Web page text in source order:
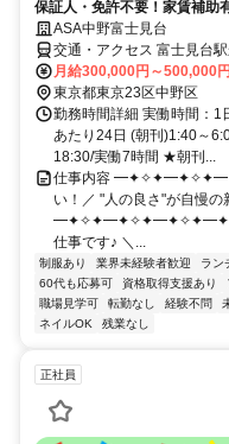
保証人・免許不要！家賃補
ASA中野富士見台
交通・アクセス 富士見台
月給300,000円～500,000円
東京都東京23区中野区
勤務時間詳細 実働時間：1
あたり24日 (朝刊)1:40～
18:30/実働7時間 ★朝刊...
仕事内容
い！／ "人の良さ"が自慢の
仕事です♪ ＼...
制服あり 業界未経験者歓迎 ラン
60代も応募可
資格取得支援あり
職場見学可
転勤なし 経験不問
ネイルOK
残業なし
正社員